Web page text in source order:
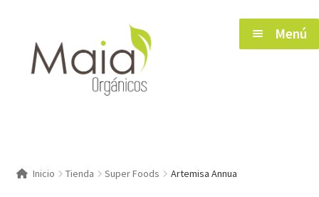
navegación
contenido
Menú
Inicio Tienda Super Foods Artemisa Annua